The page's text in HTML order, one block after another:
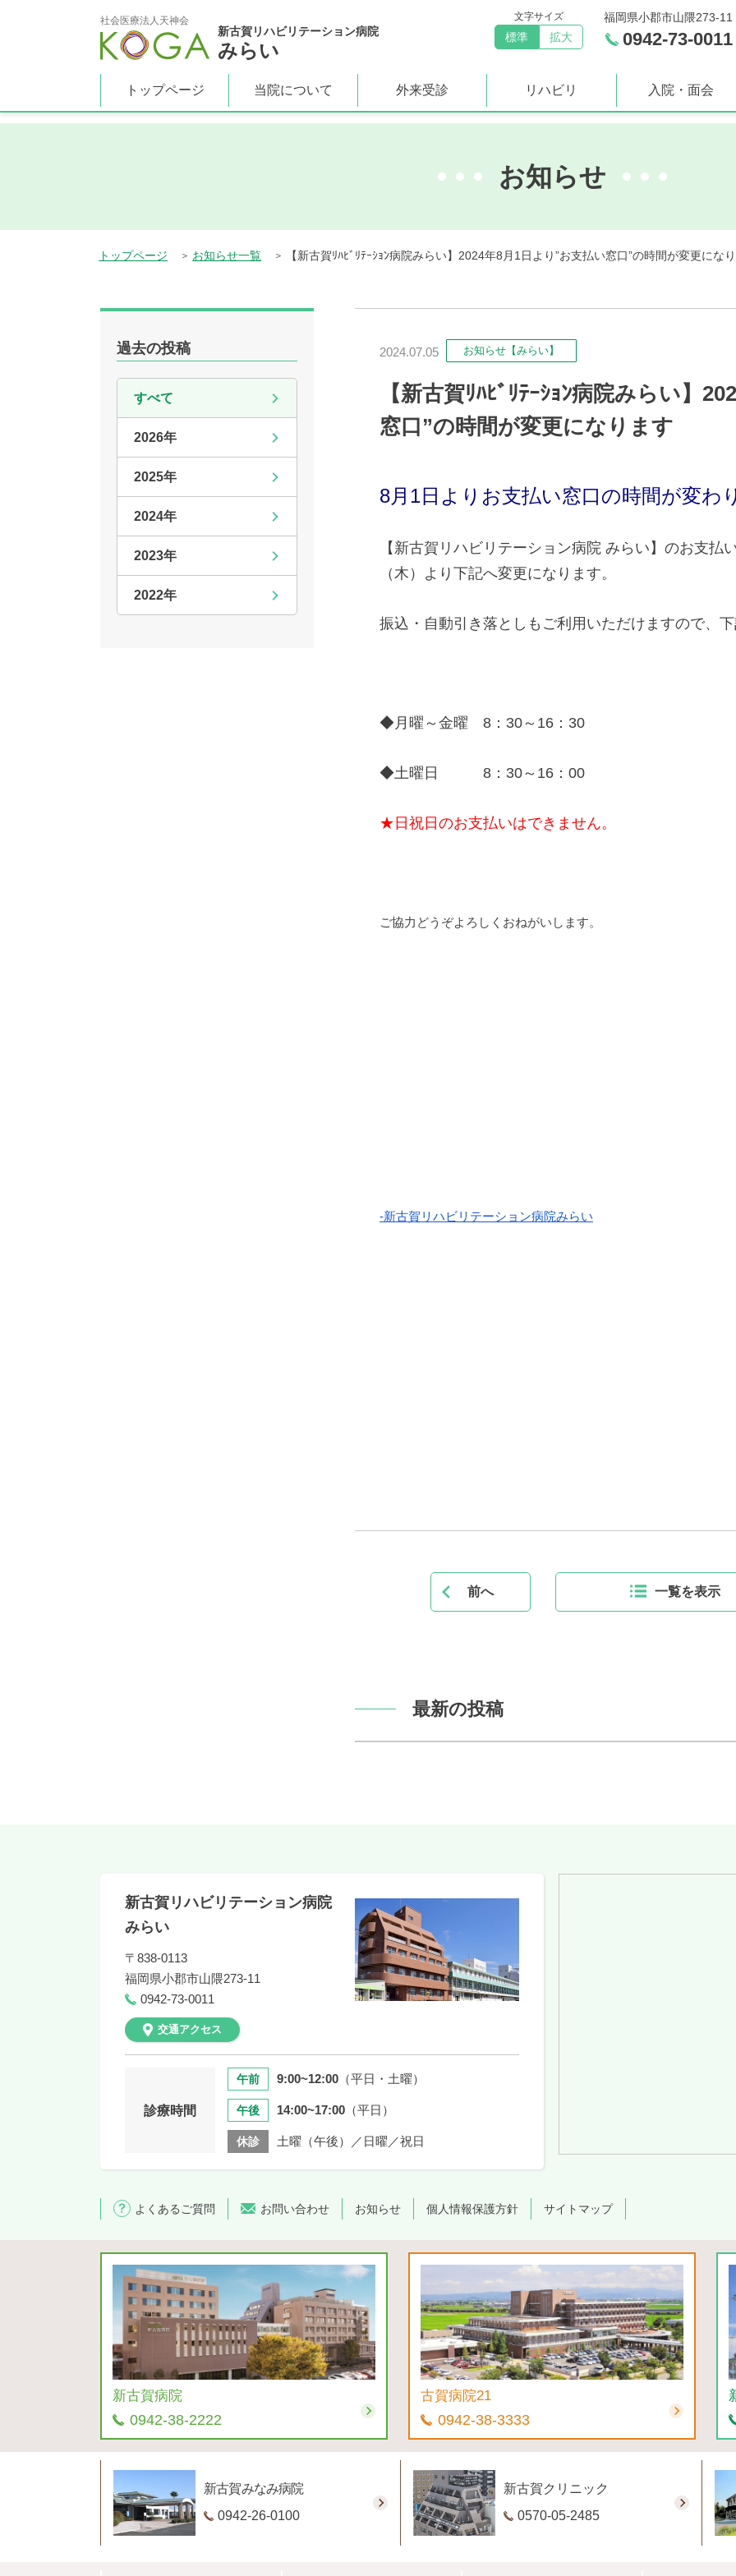
社会医療法人天神会
新古賀リハビリテーション病院
みらい
文字サイズ
標準 拡大
福岡県小郡市山隈273-11
0942-73-0011
トップページ 当院について 外来受診 リハビリ 入院・面会
お知らせ
トップページ お知らせ一覧 【新古賀ﾘﾊﾋﾞﾘﾃｰｼｮﾝ病院みらい】2024年8月1日より”お支払い窓口”の時間が変更にな
過去の投稿
すべて
2026年
2025年
2024年
2023年
2022年
2024.07.05 お知らせ【みらい】
【新古賀ﾘﾊﾋﾞﾘﾃｰｼｮﾝ病院みらい】
窓口”の時間が変更になります
8月1日よりお支払い窓口の時間が変わ
【新古賀リハビリテーション病院 みらい 】 のお支払
（木）より下記へ変更になります。
振込・自動引き落としもご利用いただけますので、
◆月曜～金曜 8：30～16：30
◆土曜日 8：30～16：00
★日祝日のお支払いはできません。
ご協力どうぞよろしくおねがいします。
-新古賀リハビリテーション病院みらい
前へ 一覧を表示
最新の投稿
新古賀リハビリテーション病院
みらい
〒838-0113
福岡県小郡市山隈273-11
0942-73-0011
交通アクセス
診療時間
午前 9:00~12:00 （平日・土曜）
午後 14:00~17:00 （平日）
休診 土曜（午後）／日曜／祝日
よくあるご質問 お問い合わせ お知らせ 個人情報保護方針 サイトマップ
新古賀病院
0942-38-2222
古賀病院21
0942-38-3333
新古賀みなみ病院
0942-26-0100
新古賀クリニック
0570-05-2485